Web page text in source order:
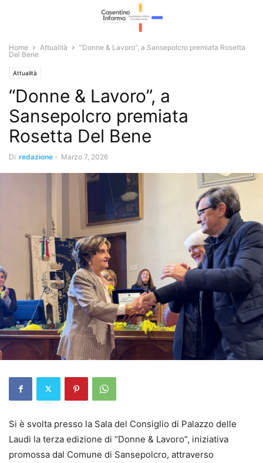
Home Attualità
“Donne & Lavoro”, a Sansepolcro premiata Rosetta
Del Bene
Attualità
“Donne & Lavoro”, a
Sansepolcro premiata
Rosetta Del Bene
Di redazione - Marzo 7, 2026
Si è svolta presso la Sala del Consiglio di Palazzo delle
Laudi la terza edizione di “Donne & Lavoro”, iniziativa
promossa dal Comune di Sansepolcro, attraverso